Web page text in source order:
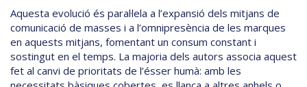
Aquesta evolució és paral·lela a l’expansió dels mitjans de
comunicació de masses i a l’omnipresència de les marques
en aquests mitjans, fomentant un consum constant i
sostingut en el temps. La majoria dels autors associa aquest
fet al canvi de prioritats de l’ésser humà: amb les